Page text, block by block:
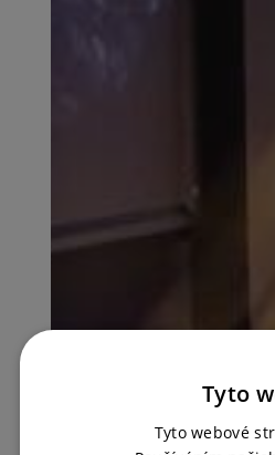
Tyto
Tyto webové